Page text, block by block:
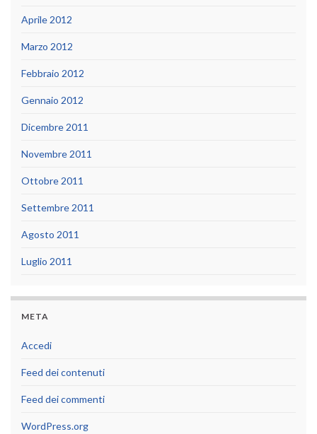
Aprile 2012
Marzo 2012
Febbraio 2012
Gennaio 2012
Dicembre 2011
Novembre 2011
Ottobre 2011
Settembre 2011
Agosto 2011
Luglio 2011
META
Accedi
Feed dei contenuti
Feed dei commenti
WordPress.org